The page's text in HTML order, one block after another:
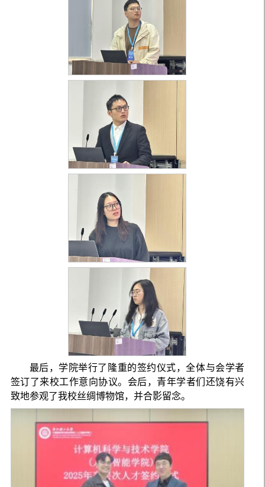
最后，学院举行了隆重的签约仪式，全体与会学者
签订了来校工作意向协议。会后，青年学者们还饶有兴
致地参观了我校丝绸博物馆，并合影留念。